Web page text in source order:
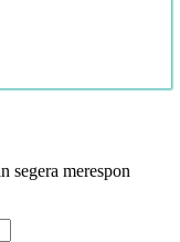
segera merespon